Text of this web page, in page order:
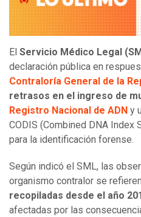
El Servicio Médico Legal
declaración pública en
Contraloría General de la
retrasos en el ingreso de
Registro Nacional de ADN y
CODIS (Combined DNA Index
para la identificación forense.
Según indicó el SML, las
organismo contralor se
recopiladas desde el año
afectadas por las